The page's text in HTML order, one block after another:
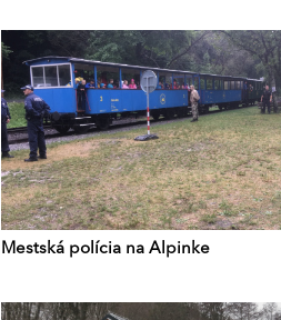
Mestská polícia na Alpinke